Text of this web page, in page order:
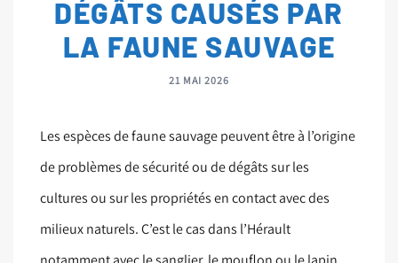
DÉGÂTS CAUSÉS PAR
LA FAUNE SAUVAGE
21 MAI 2026
Les espèces de faune sauvage peuvent être à l’origine
de problèmes de sécurité ou de dégâts sur les
cultures ou sur les propriétés en contact avec des
milieux naturels. C’est le cas dans l’Hérault